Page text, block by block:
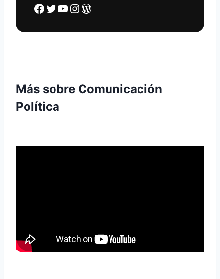
Facebook Twitter YouTube Instagram WordPress
Más sobre Comunicación
Política